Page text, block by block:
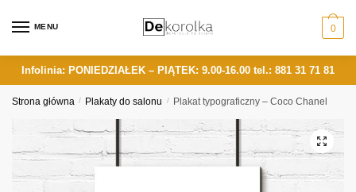
MENU 0
Infolinia: PONIEDZIAŁEK – PIĄTEK: 9.00-16.00 tel.: 881 31 71 81
Strona główna / Plakaty do salonu / Plakat typograficzny – Coco Chanel